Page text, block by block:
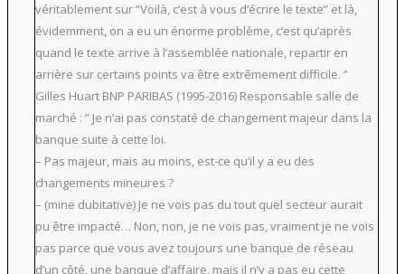
véritablement sur “Voilà, c’est à vous d’écrire le texte” et là,
évidemment, on a eu un énorme problème, c’est qu’après
quand le texte arrive à l’assemblée nationale, repartir en
arrière sur certains points va être extrêmement difficile. ”
Gilles Huart BNP PARIBAS (1995-2016) Responsable salle de
marché : ” Je n’ai pas constaté de changement majeur dans la
banque suite à cette loi.
– Pas majeur, mais au moins, est-ce qu’il y a eu des
changements mineures ?
– (mine dubitative) Je ne vois pas du tout quel secteur aurait
pu être impacté… Non, non, je ne vois pas, vraiment je ne vois
pas parce que vous avez toujours une banque de réseau
d’un côté, une banque d’affaire, mais il n’y a pas eu cette